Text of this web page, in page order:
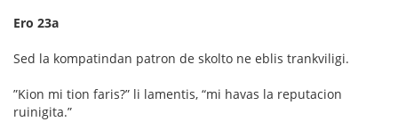
Ero 23a
Sed la kompatindan patron de skolto ne eblis trankviligi.
”Kion mi tion faris?” li lamentis, “mi havas la reputacion
ruinigita.”